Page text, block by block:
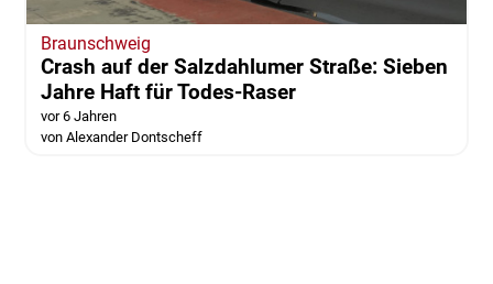
Braunschweig
Crash auf der Salzdahlumer Straße: Sieben
Jahre Haft für Todes-Raser
vor 6 Jahren
von Alexander Dontscheff